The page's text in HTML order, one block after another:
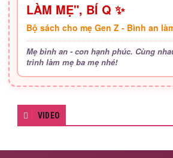
LÀM MẸ", BÍ Q ✨
Bộ sách cho mẹ Gen Z - Bình an
Mẹ bình an - con hạnh phúc. Cùng
trình làm mẹ ba mẹ nhé!
VIDEO